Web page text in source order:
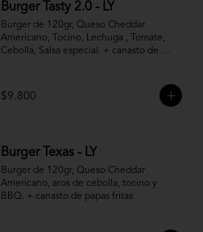
Burger Tasty 2.0 - LY
Burger de 120gr, Queso Cheddar
Americano, Tocino, Lechuga , Tomate,
Cebolla, Salsa especial. + canasto de
$9.800
Burger Texas - LY
Burger de 120gr, Queso Cheddar
Americano, aros de cebolla, tocino y
BBQ. + canasto de papas fritas